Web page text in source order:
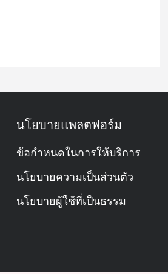
นโยบายแพลตฟอร์ม
ข้อกำหนดในการให้บริการ
นโยบายความเป็นส่วนตัว
นโยบายผู้ใช้ที่เป็นธรรม